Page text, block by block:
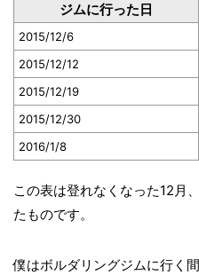
ジムに行った日
2015/12/6
2015/12/12
2015/12/19
2015/12/30
2016/1/8
この表は登れなくなった12月
たものです。
僕はボルダリングジムに行く